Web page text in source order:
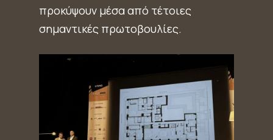
προκύψουν μέσα από τέτοιες
σημαντικές πρωτοβουλίες.